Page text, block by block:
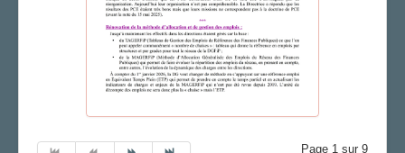
Page 1 sur 9